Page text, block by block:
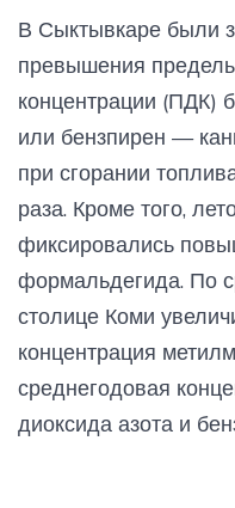
В Сыктывкаре были
превышения
концентрации (ПДК)
или бензпирен —
при сгорании
раза. Кроме того,
фиксировались
формальдегида. По
столице Коми
концентрация
среднегодовая
диоксида азота и